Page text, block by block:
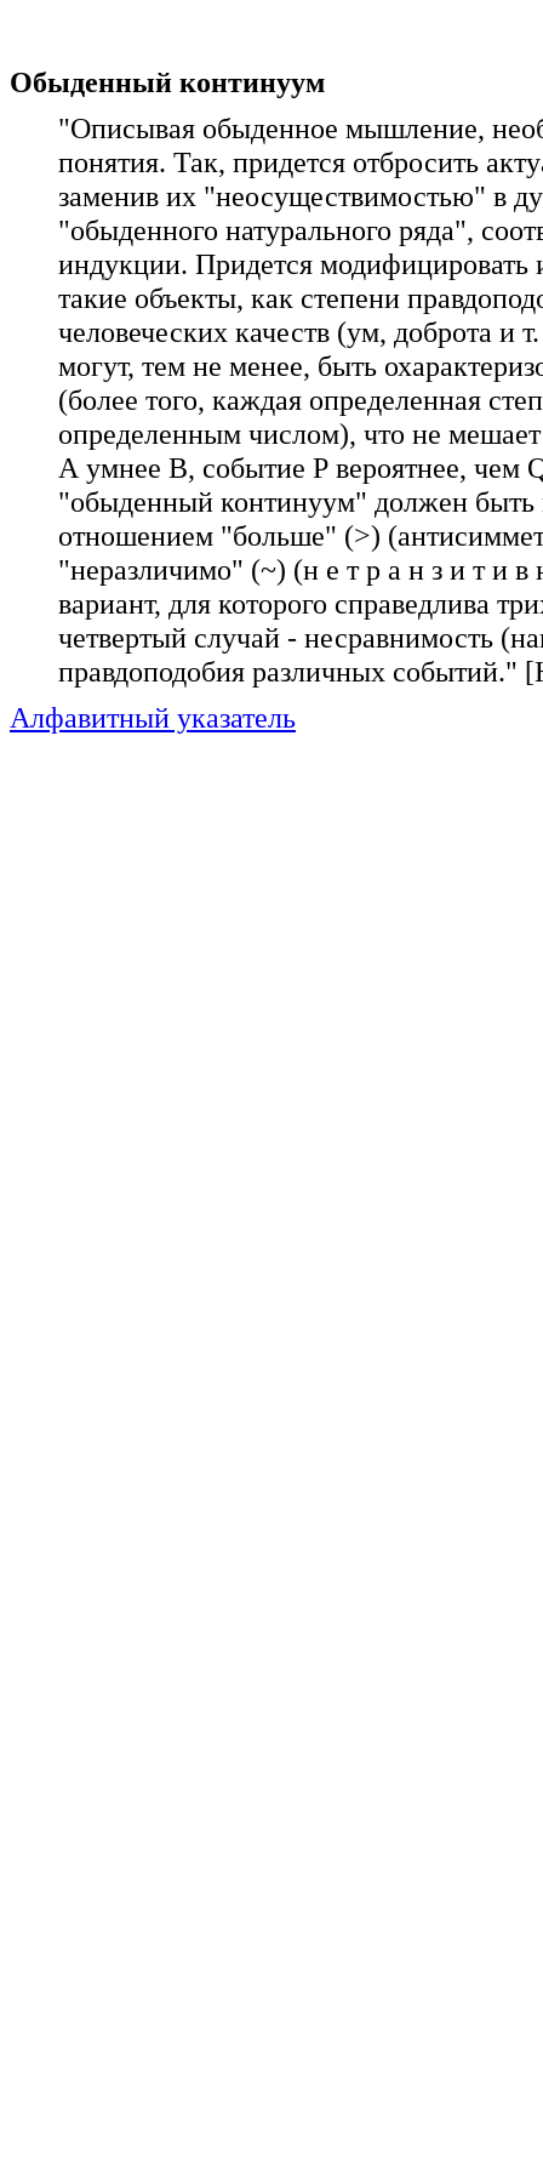
Обыденный континуум
"Описывая обыденное мышление,
понятия. Так, придется отбросить
заменив их "неосуществимостью" в
"обыденного натурального ряда",
индукции. Придется
такие объекты, как степени
человеческих качеств (ум, доброта и
могут, тем не менее, быть
(более того, каждая определенная
определенным числом), что не
А умнее В, событие Р вероятнее,
"обыденный континуум" должен
отношением "больше" (>)
"неразличимо" (~) (н е т р а н з и т и
вариант, для которого справедлива
четвертый случай - несравнимость
правдоподобия различных
Алфавитный указатель